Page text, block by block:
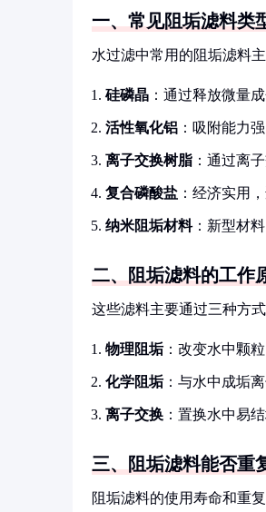
一、常见阻垢滤料类
水过滤中常用的阻垢滤料
硅磷晶 ：通过释放微量
活性氧化铝 ：吸附能力
离子交换树脂 ：通过离
复合磷酸盐 ：经济实用
纳米阻垢材料：新型材
二、阻垢滤料的工作
这些滤料主要通过三种方式
物理阻垢 ：改变水中颗
化学阻垢 ：与水中成垢
离子交换 ：置换水中易
三、阻垢滤料能否重
阻垢滤料的使用寿命和重